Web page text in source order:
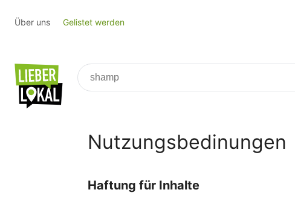
Über uns Gelistet werden
lieber-
lokal.de
Erlebe
deine
Nutzungsbedinungen
Haftung für Inhalte